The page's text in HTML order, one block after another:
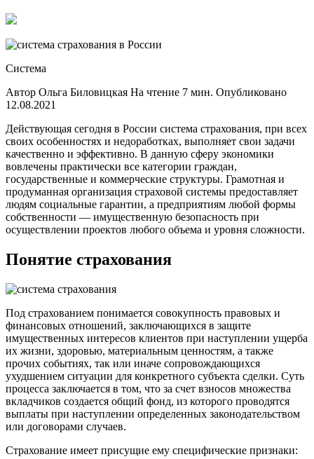
Система
Автор Ольга Биловицкая На чтение 7 мин. Опубликовано
12.08.2021
Действующая сегодня в России система страхования, при всех
своих особенностях и недоработках, выполняет свои задачи
качественно и эффективно. В данную сферу экономики
вовлечены практически все категории граждан,
государственные и коммерческие структуры. Грамотная и
продуманная организация страховой системы предоставляет
людям социальные гарантии, а предприятиям любой формы
собственности — имущественную безопасность при
осуществлении проектов любого объема и уровня сложности.
Понятие страхования
Под страхованием понимается совокупность правовых и
финансовых отношений, заключающихся в защите
имущественных интересов клиентов при наступлении ущерба
их жизни, здоровью, материальным ценностям, а также
прочих событиях, так или иначе сопровождающихся
ухудшением ситуации для конкретного субъекта сделки. Суть
процесса заключается в том, что за счет взносов множества
вкладчиков создается общий фонд, из которого проводятся
выплаты при наступлении определенных законодательством
или договорами случаев.
Страхование имеет присущие ему специфические признаки: